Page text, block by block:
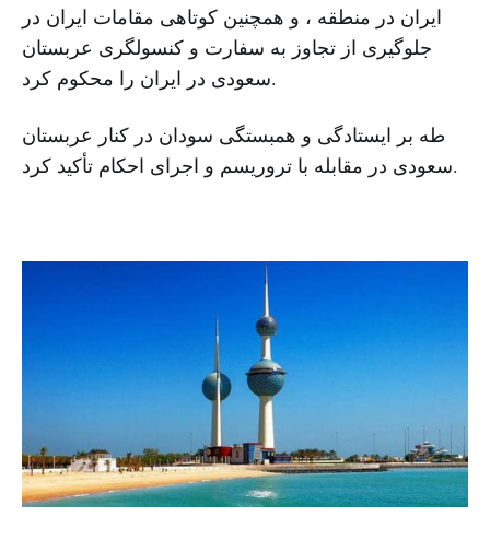
ایران در منطقه ، و همچنین کوتاهی مقامات ایران در
جلوگیری از تجاوز به سفارت و کنسولگری عربستان
سعودی در ایران را محکوم کرد.
طه بر ایستادگی و همبستگی سودان در کنار عربستان
سعودی در مقابله با تروریسم و اجرای احکام تأکید کرد.